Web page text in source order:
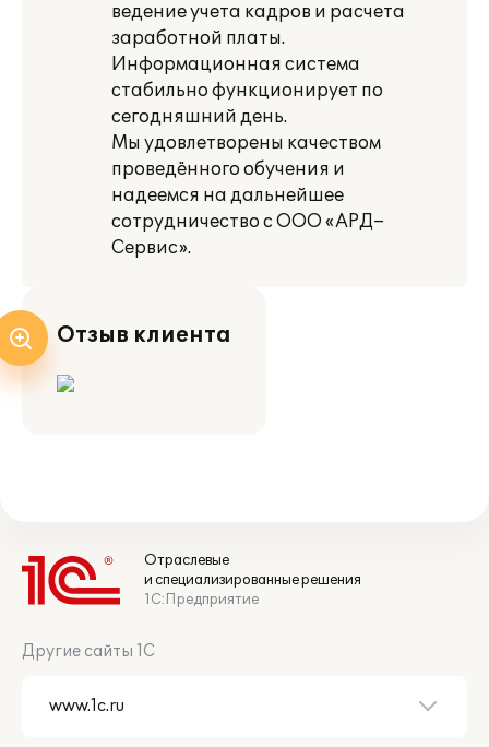
ведение учета кадров и расчета
заработной платы.
Информационная система
стабильно функционирует по
сегодняшний день.
Мы удовлетворены качеством
проведённого обучения и
надеемся на дальнейшее
сотрудничество с ООО «АРД–
Сервис».
Отзыв клиента
Отраслевые
и специализированные решения
1С:Предприятие
Другие сайты 1С